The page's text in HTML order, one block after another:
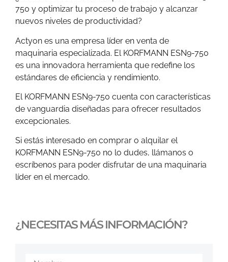
750 y optimizar tu proceso de trabajo y alcanzar
nuevos niveles de productividad?
Actyon es una empresa líder en venta de
maquinaria especializada. El KORFMANN ESN9-750
es una innovadora herramienta que redefine los
estándares de eficiencia y rendimiento.
El KORFMANN ESN9-750 cuenta con características
de vanguardia diseñadas para ofrecer resultados
excepcionales.
Si estás interesado en comprar o alquilar el
KORFMANN ESN9-750 no lo dudes, llámanos o
escríbenos para poder disfrutar de una maquinaria
líder en el mercado.
¿NECESITAS MÁS INFORMACIÓN?